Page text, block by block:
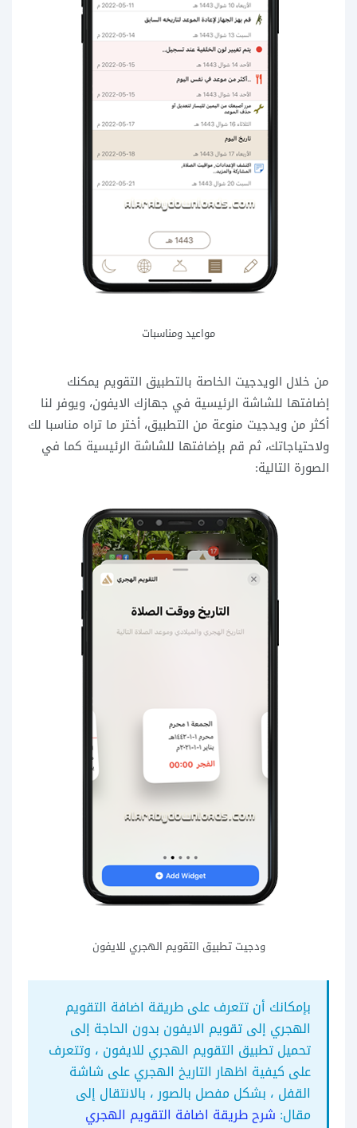
مواعيد ومناسبات
من خلال الويدجيت الخاصة بالتطبيق التقويم يمكنك
إضافتها للشاشة الرئيسية في جهازك الايفون، ويوفر لنا
أكثر من ويدجيت منوعة من التطبيق، أختر ما تراه مناسبا لك
ولاحتياجاتك، ثم قم بإضافتها للشاشة الرئيسية كما في
الصورة التالية:
ودجيت تطبيق التقويم الهجري للايفون
بإمكانك أن تتعرف على طريقة اضافة التقويم
الهجري إلى تقويم الايفون بدون الحاجة إلى
تحميل تطبيق التقويم الهجري للايفون ، وتتعرف
على كيفية اظهار التاريخ الهجري على شاشة
القفل ، بشكل مفصل بالصور ، بالانتقال إلى
مقال: شرح طريقة اضافة التقويم الهجري